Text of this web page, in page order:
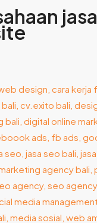
jasa